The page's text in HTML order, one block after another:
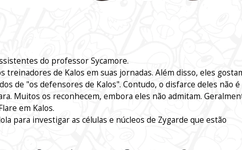
do professor Sycamore.
treinadores de Kalos em suas jornadas. Além disso, eles
de "os defensores de Kalos". Contudo, o disfarce deles não é
Muitos os reconhecem, embora eles não admitam.
em Kalos.
para investigar as células e núcleos de Zygarde que estão